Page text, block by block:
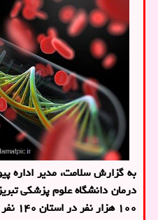
به گزارش سلامت، مدیر اداره
درمان دانشگاه علوم پزشکی
۱۰۰ هزار نفر در استان ۱۴۰ نفر به سرطان مبتلا می شوند.